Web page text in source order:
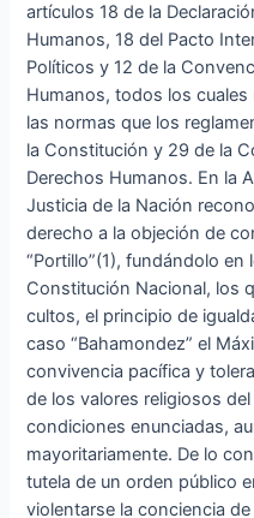
artículos 18 de la
Humanos, 18 del Pacto
Políticos y 12 de la
Humanos, todos los
las normas que los
la Constitución y 29 de la
Derechos Humanos. En la
Justicia de la Nación
derecho a la objeción de
“Portillo”(1), fundándolo en
Constitución Nacional, los
cultos, el principio de
caso “Bahamondez” el
convivencia pacífica y
de los valores religiosos
condiciones enunciadas,
mayoritariamente. De lo
tutela de un orden público
violentarse la conciencia